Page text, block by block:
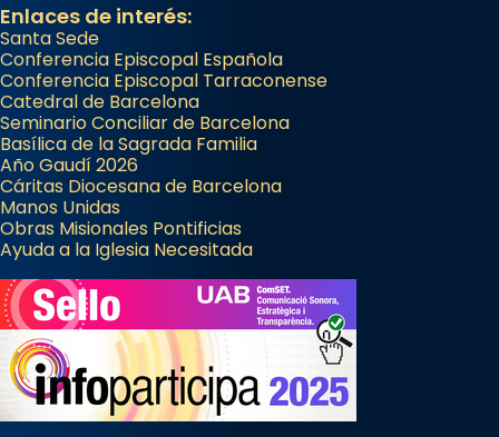
Enlaces de interés:
Santa Sede
Conferencia Episcopal Española
Conferencia Episcopal Tarraconense
Catedral de Barcelona
Seminario Conciliar de Barcelona
Basílica de la Sagrada Familia
Año Gaudí 2026
Cáritas Diocesana de Barcelona
Manos Unidas
Obras Misionales Pontificias
Ayuda a la Iglesia Necesitada